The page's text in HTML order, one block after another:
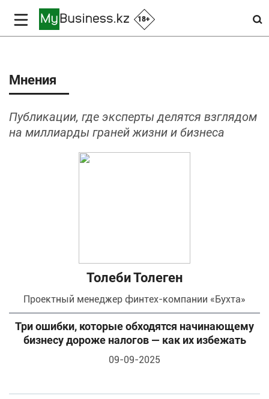
18+
Мнения
Публикации, где эксперты делятся взглядом
на миллиарды граней жизни и бизнеса
Толеби Толеген
Проектный менеджер финтех-компании «Бухта»
Три ошибки, которые обходятся начинающему
бизнесу дороже налогов — как их избежать
09-09-2025